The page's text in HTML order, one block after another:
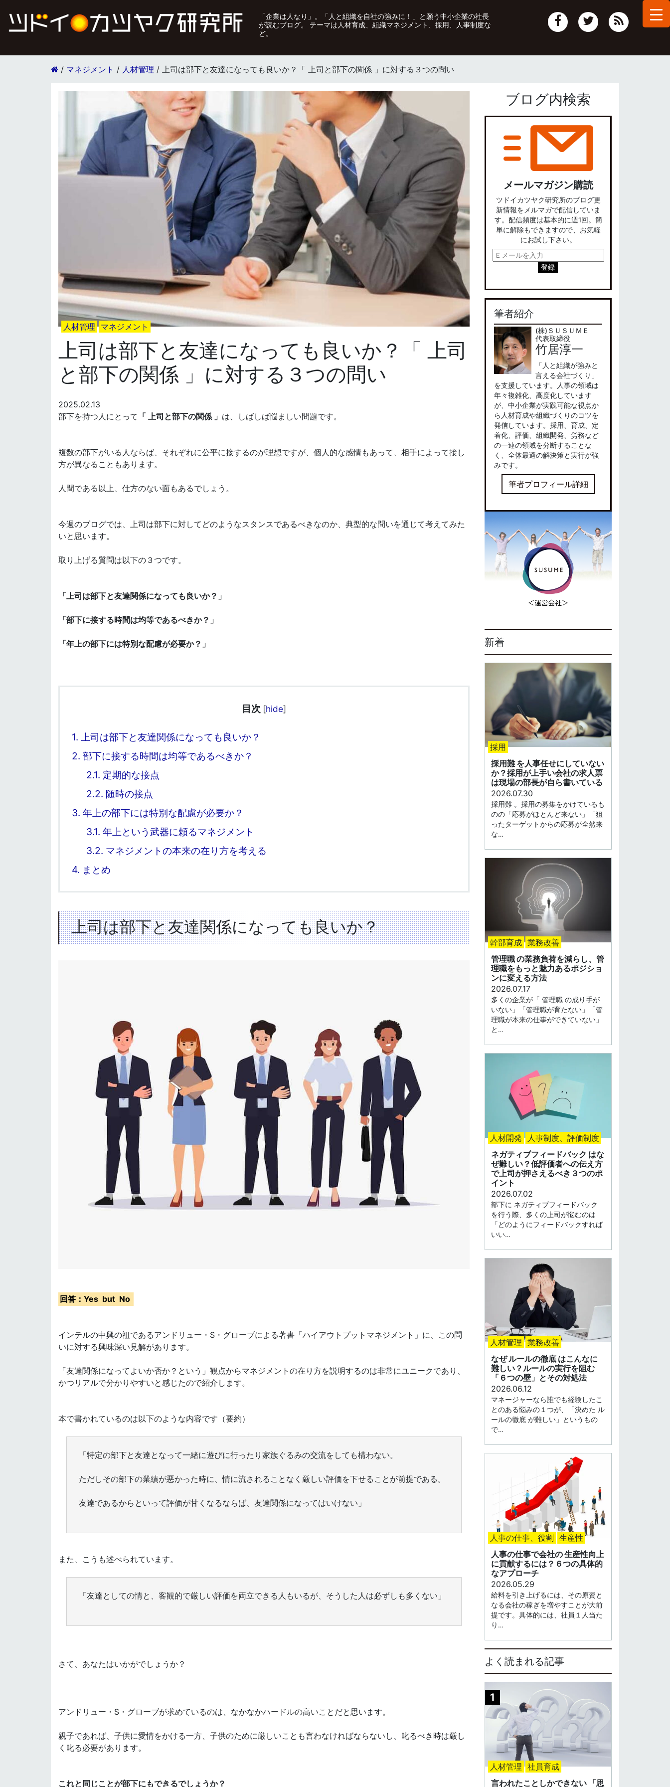
「企業は人なり」。「人と組織を自社の強みに！」と願う中小企業の社長
が読むブログ。 テーマは人材育成、組織マネジメント、採用、人事制度な
ど。
/ マネジメント / 人材管理 / 上司は部下と友達になっても良いか？「 上司と部下の関係 」に対する３つの問い
人材管理 マネジメント
上司は部下と友達になっても良いか？「 上司
と部下の関係 」に対する３つの問い
2025.02.13
部下を持つ人にとって 「 上司と部下の関係 」 は、しばしば悩ましい問題です。
複数の部下がいる人ならば、それぞれに公平に接するのが理想ですが、個人的な感情もあって、相手によって接し
方が異なることもあります。
人間である以上、仕方のない面もあるでしょう。
今週のブログでは、上司は部下に対してどのようなスタンスであるべきなのか、典型的な問いを通じて考えてみた
いと思います。
取り上げる質問は以下の３つです。
「上司は部下と友達関係になっても良いか？」
「部下に接する時間は均等であるべきか？」
「年上の部下には特別な配慮が必要か？」
目次 [hide]
1. 上司は部下と友達関係になっても良いか？
2. 部下に接する時間は均等であるべきか？
2.1. 定期的な接点
2.2. 随時の接点
3. 年上の部下には特別な配慮が必要か？
3.1. 年上という武器に頼るマネジメント
3.2. マネジメントの本来の在り方を考える
4. まとめ
上司は部下と友達関係になっても良いか？
回答：Yes but No
インテルの中興の祖であるアンドリュー・S・グローブによる著書「ハイアウトプットマネジメント」に、この問
いに対する興味深い見解があります。
「友達関係になってよいか否か？という」観点からマネジメントの在り方を説明するのは非常にユニークであり、
かつリアルで分かりやすいと感じたので紹介します。
本で書かれているのは以下のような内容です（要約）
「特定の部下と友達となって一緒に遊びに行ったり家族ぐるみの交流をしても構わない。
ただしその部下の業績が悪かった時に、情に流されることなく厳しい評価を下せることが前提である。
友達であるからといって評価が甘くなるならば、友達関係になってはいけない」
また、こうも述べられています。
「友達としての情と、客観的で厳しい評価を両立できる人もいるが、そうした人は必ずしも多くない」
さて、あなたはいかがでしょうか？
アンドリュー・S・グローブが求めているのは、なかなかハードルの高いことだと思います。
親子であれば、子供に愛情をかける一方、子供のために厳しいことも言わなければならないし、叱るべき時は厳し
く叱る必要があります。
これと同じことが部下にもできるでしょうか？
ブログ内検索
メールマガジン購読
ツドイカツヤク研究所のブログ更
新情報をメルマガで配信していま
す。配信頻度は基本的に週1回。簡
単に解除もできますので、お気軽
にお試し下さい。
筆者紹介
(株)ＳＵＳＵＭＥ
代表取締役
竹居淳一
「人と組織が強みと
言える会社づくり」
を支援しています。人事の領域は
年々複雑化、高度化しています
が、中小企業が実践可能な視点か
ら人材育成や組織づくりのコツを
発信しています。採用、育成、定
着化、評価、組織開発、労務など
の一連の領域を分断することな
く、全体最適の解決策と実行が強
みです。
筆者プロフィール詳細
新着
採用
採用難 を人事任せにしていない
か？採用が上手い会社の求人票
は現場の部長が自ら書いている
2026.07.30
採用難 。採用の募集をかけているも
のの「応募がほとんど来ない」「狙
ったターゲットからの応募が全然来
な…
幹部育成 業務改善
管理職 の業務負荷を減らし、管
理職をもっと魅力あるポジショ
ンに変える方法
2026.07.17
多くの企業が「 管理職 の成り手が
いない」「管理職が育たない」「管
理職が本来の仕事ができていない」
と…
人材開発
人事制度、評価制度
ネガティブフィードバック はな
ぜ難しい？低評価者への伝え方
で上司が押さえるべき３つのポ
イント
2026.07.02
部下に ネガティブフィードバック
を行う際、多くの上司が悩むのは
「どのようにフィードバックすれば
いい…
人材管理 業務改善
なぜ ルールの徹底 はこんなに
難しい？ルールの実行を阻む
「６つの壁」とその対処法
2026.06.12
マネージャーなら誰でも経験したこ
とのある悩みの１つが、「決めた ル
ールの徹底 が難しい」というもの
で…
人事の仕事、役割 生産性
人事の仕事で会社の 生産性向上
に貢献するには？６つの具体的
なアプローチ
2026.05.29
給料を引き上げるには、その原資と
なる会社の稼ぎを増やすことが大前
提です。具体的には、社員１人当た
り…
よく読まれる記事
人材管理 社員育成
言われたことしかできない 「思